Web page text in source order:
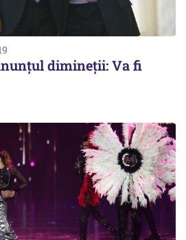
dimineţii: Va fi